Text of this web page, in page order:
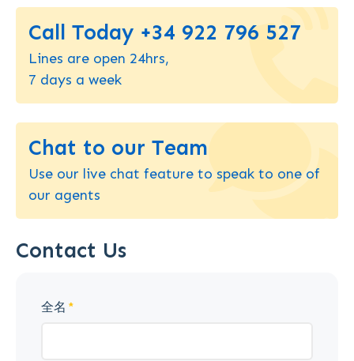
Call Today +34 922 796 527
Lines are open 24hrs,
7 days a week
Chat to our Team
Use our live chat feature to speak to one of
our agents
Contact Us
全名